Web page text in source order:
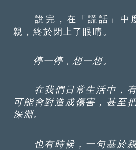
說完，在「謊話」中
親，終於閉上了眼睛。
停一停，想一想。
在我們日常生活中，有
可能會對造成傷害，甚至
深淵。
也有時候，一句基於親